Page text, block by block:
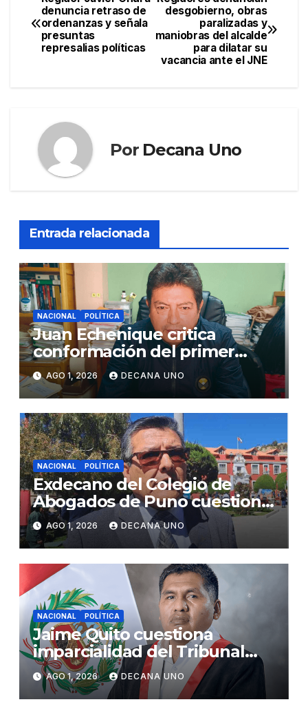
Navegación
de
entradas
desgobierno, obras
paralizadas y
maniobras del alcalde
para dilatar su
vacancia ante el JNE
denuncia retraso de
ordenanzas y señala
presuntas
represalias políticas
Por Decana Uno
Entrada relacionada
NACIONAL POLÍTICA
Juan Echenique critica
conformación del primer
gabinete ministerial de Keiko
Fujimori
AGO 1, 2026 DECANA UNO
NACIONAL POLÍTICA
Exdecano del Colegio de
Abogados de Puno cuestiona
propuestas sobre seguridad
ciudadana
AGO 1, 2026 DECANA UNO
NACIONAL POLÍTICA
Jaime Quito cuestiona
imparcialidad del Tribunal
Constitucional tras liberación
de Ollanta Humala
AGO 1, 2026 DECANA UNO